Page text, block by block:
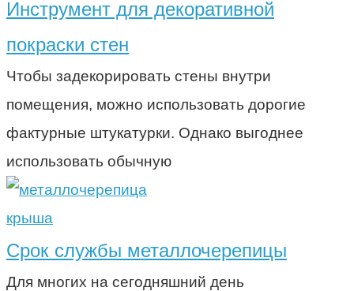
Инструмент для декоративной
покраски стен
Чтобы задекорировать стены внутри
помещения, можно использовать дорогие
фактурные штукатурки. Однако выгоднее
использовать обычную
крыша
Срок службы металлочерепицы
Для многих на сегодняшний день